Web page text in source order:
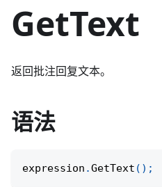
GetText
返回批注回复文本。
语法
expression .GetText ( ) ;